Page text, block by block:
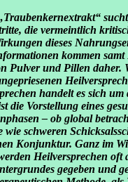
die vermeintlich
dieses
kommen samt
Pulver und Pillen daher.
handelt es sich um
die Vorstellung eines
– ob global
schweren
Konjunktur. Ganz im
Heilversprechen oft
gegeben und